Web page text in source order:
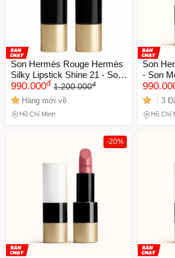
Son Hermès Rouge Hermès
Silky Lipstick Shine 21 - Son
Môi Màu Hoa Hồng Khô
Sang Trọng, Dưỡng Ẩm Tốt,
Phong Cách Độc Đáo
990.000đ 1.200.000đ
Hàng mới về
Hồ Chí Minh
Son
- Son
Chính
Cao,3
Hồ Chí
-20%